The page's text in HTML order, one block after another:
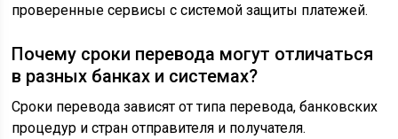
проверенные сервисы с системой защиты платежей.
Почему сроки перевода могут отличаться
в разных банках и системах?
Сроки перевода зависят от типа перевода, банковских
процедур и стран отправителя и получателя.